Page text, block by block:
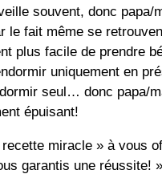
souvent, donc papa/
le fait même se
plus facile de prendre
uniquement en
seul… donc papa/
épuisant!
recette miracle » à vous
garantis une